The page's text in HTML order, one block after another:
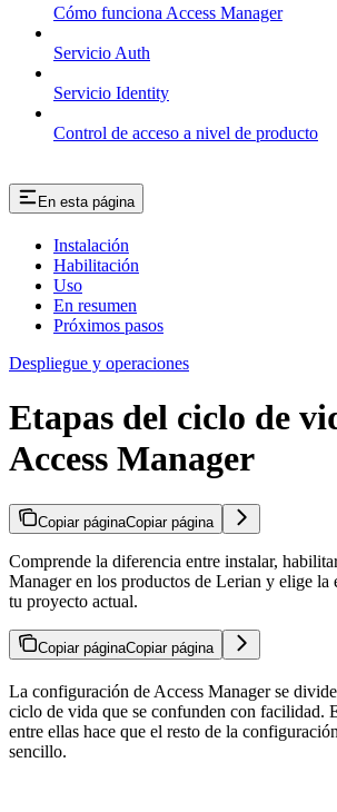
Cómo funciona Access Manager
Servicio Auth
Servicio Identity
Control de acceso a nivel de producto
En esta página
Instalación
Habilitación
Uso
En resumen
Próximos pasos
Despliegue y operaciones
Etapas del ciclo de
Access Manager
Copiar páginaCopiar página
Comprende la diferencia entre instalar,
Manager en los productos de Lerian y elige la
tu proyecto actual.
Copiar páginaCopiar página
La configuración de Access Manager se
ciclo de vida que se confunden con facilidad.
entre ellas hace que el resto de la
sencillo.